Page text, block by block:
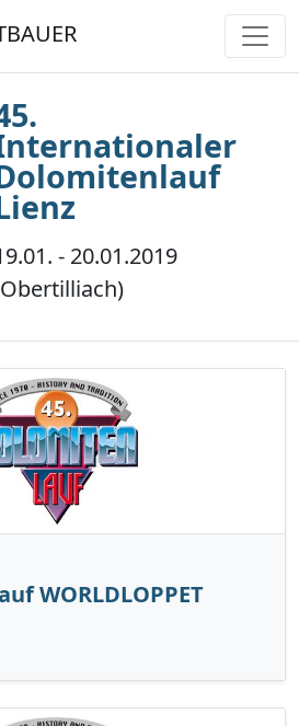
- 20.01.2019
WORLDLOPPET